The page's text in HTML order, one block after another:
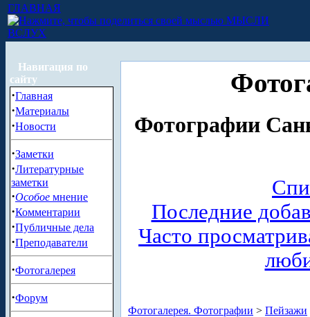
ГЛАВНАЯ
МЫСЛИ
ВСЛУХ
Навигация по
сайту
·Главная
·Материалы
·Новости
·Заметки
·Литературные
заметки
·Особое мнение
·Комментарии
·Публичные дела
·Преподаватели
·Фотогалерея
·Форум
Фотографии
Последние
Часто
Фотогалерея. Фотографии > Пейзажи